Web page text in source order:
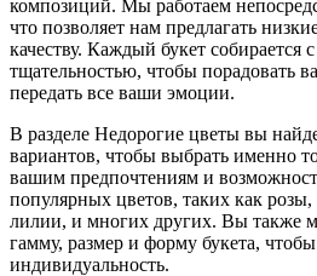
композиций. Мы работаем
что позволяет нам предлагать
качеству. Каждый букет собирается
тщательностью, чтобы порадовать
передать все ваши эмоции.
В разделе Недорогие цветы вы
вариантов, чтобы выбрать именно
вашим предпочтениям и
популярных цветов, таких как
лилии, и многих других. Вы также
гамму, размер и форму букета,
индивидуальность.